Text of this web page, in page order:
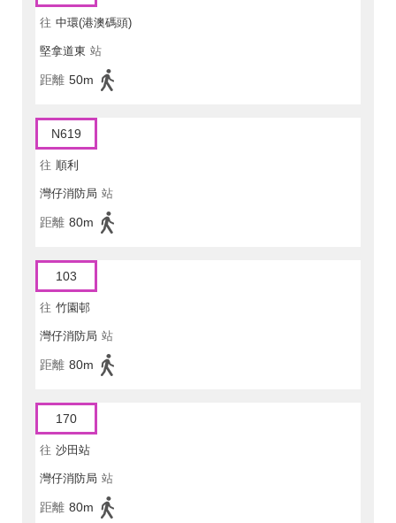
往 中環(港澳碼頭)
堅拿道東 站
距離 50m
N619
往 順利
灣仔消防局 站
距離 80m
103
往 竹園邨
灣仔消防局 站
距離 80m
170
往 沙田站
灣仔消防局 站
距離 80m